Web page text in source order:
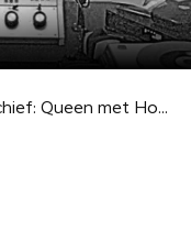
Uit het blooper-archief: Queen met Hotel California